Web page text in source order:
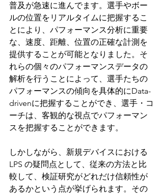
普及が急速に進んでます。選手やボー
ルの位置をリアルタイムに把握するこ
とにより、パフォーマンス分析に重要
な、速度、距離、位置の正確な計測を
提供することが可能となりました。そ
れらの個々のパフォーマンスデータの
解析を行うことによって、選手たちの
パフォーマンスの傾向を具体的にData-
drivenに把握することができ、選手・コ
ーチは、客観的な視点でパフォーマン
スを把握することができます。
しかしながら、新規デバイスにおける
LPS の疑問点として、従来の方法と比
較して、検証研究がどれだけ信頼性が
あるかという点が挙げられます。その